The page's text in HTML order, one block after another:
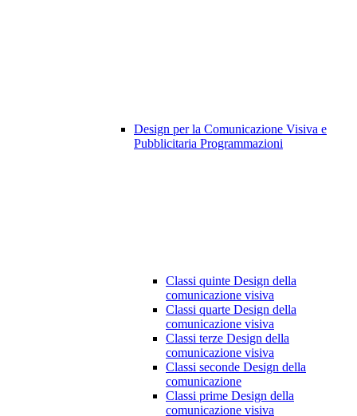
Design per la Comunicazione Visiva e
Pubblicitaria Programmazioni
Classi quinte Design della
comunicazione visiva
Classi quarte Design della
comunicazione visiva
Classi terze Design della
comunicazione visiva
Classi seconde Design della
comunicazione
Classi prime Design della
comunicazione visiva